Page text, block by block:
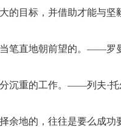
的目标，并借助才能与
笔直地朝前望的。——罗
沉重的工作。——列夫·托
余地的，往往是要么成